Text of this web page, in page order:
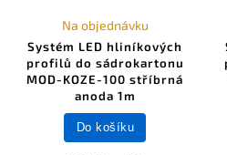
Systém LED hliníkových
profilů do sádrokartonu
MOD-KOZE-100 stříbrná
anoda 1m
Na objednávku
Do košíku